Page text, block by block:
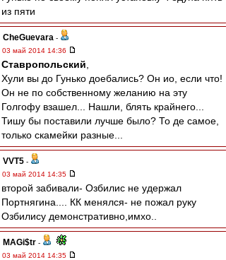
из пяти
CheGuevara -
03 май 2014 14:36
Ставропольский
Хули вы до Гунько доебались? Он ио, если что!
Он не по собственному желанию на эту
Голгофу взашел... Нашли, блять крайнего...
Тишу бы поставили лучше было? То де самое,
только скамейки разные...
VVT5 -
03 май 2014 14:35
второй забивали- Озбилис не удержал
Портнягина.... КК менялся- не пожал руку
Озбилису демонстративно,имхо..
MAGi$tr -
03 май 2014 14:35